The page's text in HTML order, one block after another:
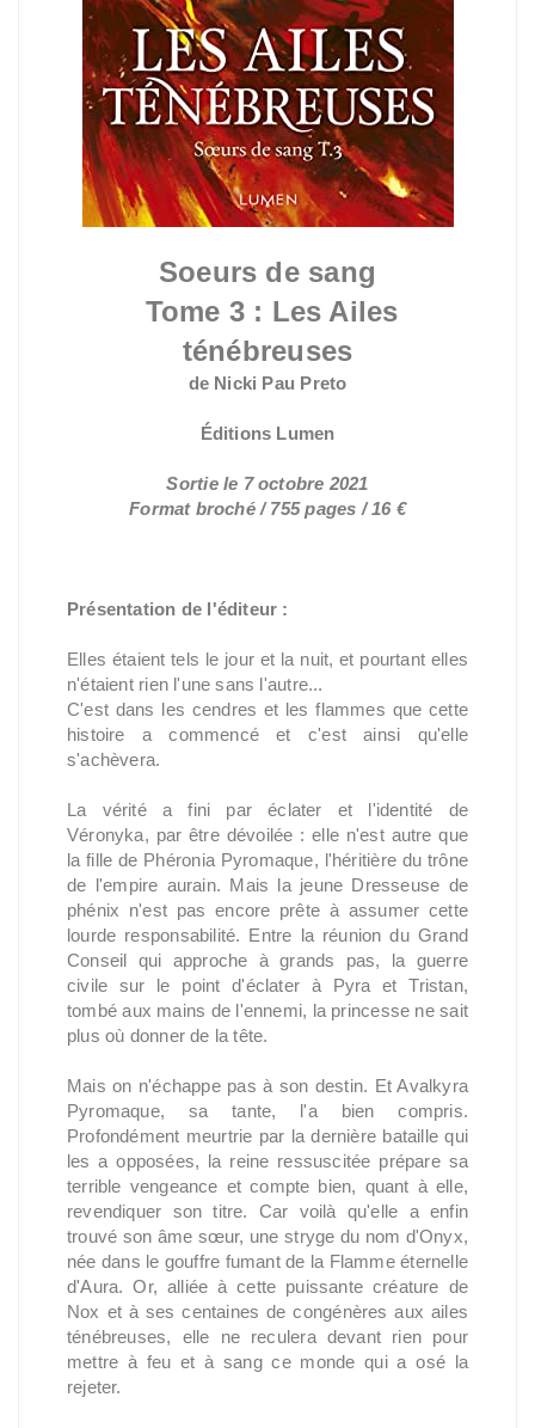
Soeurs de sang
Tome 3 : Les Ailes
ténébreuses
de Nicki Pau Preto
Éditions Lumen
Sortie le 7 octobre 2021
Format broché / 755 pages / 16 €
Présentation de l'éditeur :
Elles étaient tels le jour et la nuit, et pourtant elles
n'étaient rien l'une sans l'autre...
C'est dans les cendres et les flammes que cette
histoire a commencé et c'est ainsi qu'elle
s'achèvera.
La vérité a fini par éclater et l'identité de
Véronyka, par être dévoilée : elle n'est autre que
la fille de Phéronia Pyromaque, l'héritière du trône
de l'empire aurain. Mais la jeune Dresseuse de
phénix n'est pas encore prête à assumer cette
lourde responsabilité. Entre la réunion du Grand
Conseil qui approche à grands pas, la guerre
civile sur le point d'éclater à Pyra et Tristan,
tombé aux mains de l'ennemi, la princesse ne sait
plus où donner de la tête.
Mais on n'échappe pas à son destin. Et Avalkyra
Pyromaque, sa tante, l'a bien compris.
Profondément meurtrie par la dernière bataille qui
les a opposées, la reine ressuscitée prépare sa
terrible vengeance et compte bien, quant à elle,
revendiquer son titre. Car voilà qu'elle a enfin
trouvé son âme sœur, une stryge du nom d'Onyx,
née dans le gouffre fumant de la Flamme éternelle
d'Aura. Or, alliée à cette puissante créature de
Nox et à ses centaines de congénères aux ailes
ténébreuses, elle ne reculera devant rien pour
mettre à feu et à sang ce monde qui a osé la
rejeter.